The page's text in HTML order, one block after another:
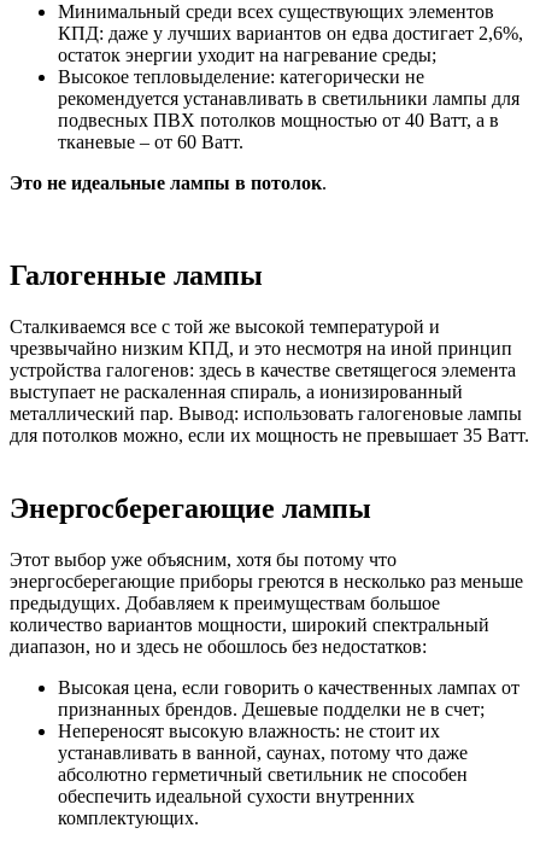
Минимальный среди всех существующих элементов
КПД: даже у лучших вариантов он едва достигает 2,6%,
остаток энергии уходит на нагревание среды;
Высокое тепловыделение: категорически не
рекомендуется устанавливать в светильники лампы для
подвесных ПВХ потолков мощностью от 40 Ватт, а в
тканевые – от 60 Ватт.
Это не идеальные лампы в потолок.
Галогенные лампы
Сталкиваемся все с той же высокой температурой и
чрезвычайно низким КПД, и это несмотря на иной принцип
устройства галогенов: здесь в качестве светящегося элемента
выступает не раскаленная спираль, а ионизированный
металлический пар. Вывод: использовать галогеновые лампы
для потолков можно, если их мощность не превышает 35 Ватт.
Энергосберегающие лампы
Этот выбор уже объясним, хотя бы потому что
энергосберегающие приборы греются в несколько раз меньше
предыдущих. Добавляем к преимуществам большое
количество вариантов мощности, широкий спектральный
диапазон, но и здесь не обошлось без недостатков:
Высокая цена, если говорить о качественных лампах от
признанных брендов. Дешевые подделки не в счет;
Непереносят высокую влажность: не стоит их
устанавливать в ванной, саунах, потому что даже
абсолютно герметичный светильник не способен
обеспечить идеальной сухости внутренних
комплектующих.